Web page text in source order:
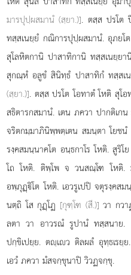
มารปุปฺผสมานํ (สฺยา.)]. ตสฺส ปรโต
ทสฺสเนยฺยํ กณิการปุปฺผสมานํ. อุภย
สุโลหิตกานิ ปาสาทิกานิ ทสฺสเนยฺย
สุกณฺหํ อลูขํ สินิทฺธํ ปาสาทิกํ ทสฺสเ
(สฺยา.)]. ตสฺส ปรโต โอทาตํ โหติ สุโ
สธิตารกสมานํ. เตน ภควา ปากติเก
จริตกมฺมาภินิพฺพตฺเตน สมนฺตา โย
รงฺคสมนฺนาคโต อนฺธกาโร โหติ. สูริ
โถ โหติ. ติพฺโพ จ วนสณฺโฑ โหติ.
อพฺภุฏฺิโต โหติ. เอวรูเปปิ จตุรงฺคส
นตฺถิ โส กุฏฺโฏ [กุฑฺโฑ (สี.)] วา กว
ลตา วา อาวรณํ รูปานํ ทสฺสนาย.
ปกฺขิเปยฺย. ตฺเว ติลผลํ อุทฺธเรยฺ
เอวํ ภควา มํสจกฺขุนาปิ วิวฏจกฺขุ.